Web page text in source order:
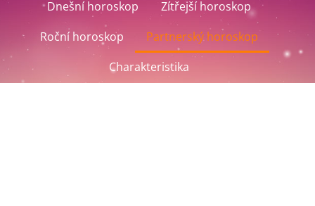
Dnešní horoskop
Zítřejší horoskop
Roční horoskop
Partnerský horoskop
Charakteristika